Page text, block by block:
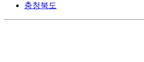
충청북도